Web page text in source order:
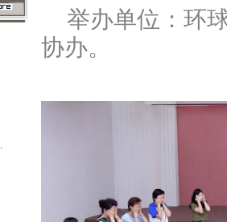
举办单位：环
协办。